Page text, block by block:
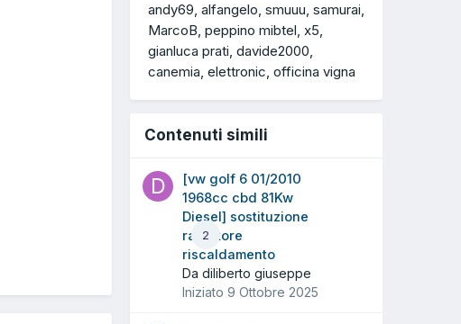
andy69 alfangelo smuuu samurai
MarcoB peppino mibtel x5
gianluca prati davide2000
canemia elettronic officina vigna
Contenuti simili
2
[vw golf 6 01/2010
1968cc cbd 81Kw
Diesel] sostituzione
radiatore
riscaldamento
Da diliberto giuseppe
Iniziato 9 Ottobre 2025